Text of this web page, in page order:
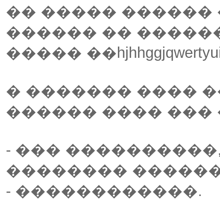
�� ����� ������
������ ��
�����
� ������� ����
������ ���� ���
- ���
��������
- ������������.